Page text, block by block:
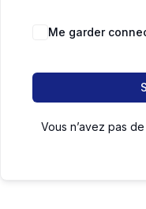
Me garder
Vous n’avez pas